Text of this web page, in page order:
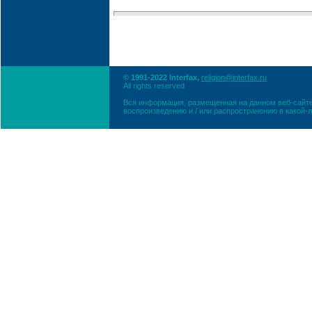
© 1991-2022 Interfax, religion@interfax.ru
All rights reserved
Вся информация, размещенная на данном веб-
воспроизведению и / или распространению в